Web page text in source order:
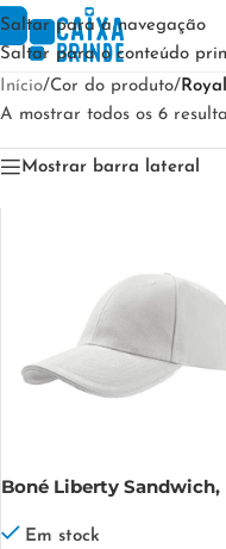
Saltar para a navegação
Saltar para o conteúdo
Início/Cor do produto/
A mostrar todos os 6
Mostrar barra lateral
Boné Liberty Sandwich,
Liberty Sandwich
Em stock